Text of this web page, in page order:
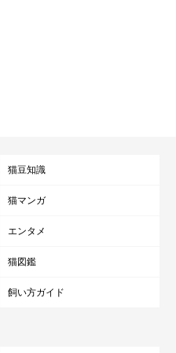
ると、どらみちゃんの「大人
ほうがやんちゃで、どらみに
もどらみは本気で怒らず、ち
猫豆知識
猫マンガ
エンタメ
猫図鑑
飼い方ガイド